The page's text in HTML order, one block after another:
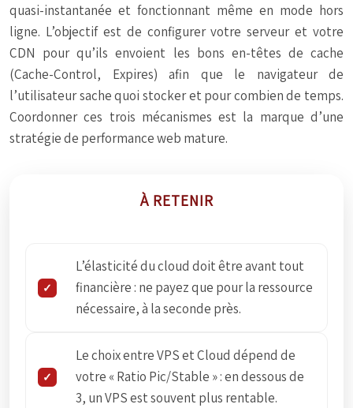
quasi-instantanée et fonctionnant même en mode hors
ligne. L’objectif est de configurer votre serveur et votre
CDN pour qu’ils envoient les bons en-têtes de cache
(Cache-Control, Expires) afin que le navigateur de
l’utilisateur sache quoi stocker et pour combien de temps.
Coordonner ces trois mécanismes est la marque d’une
stratégie de performance web mature.
À RETENIR
L’élasticité du cloud doit être avant tout
financière : ne payez que pour la ressource
nécessaire, à la seconde près.
Le choix entre VPS et Cloud dépend de
votre « Ratio Pic/Stable » : en dessous de
3, un VPS est souvent plus rentable.